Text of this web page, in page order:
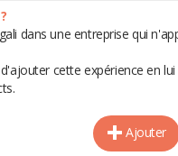
dans une entreprise qui
cette expérience en
Ajouter